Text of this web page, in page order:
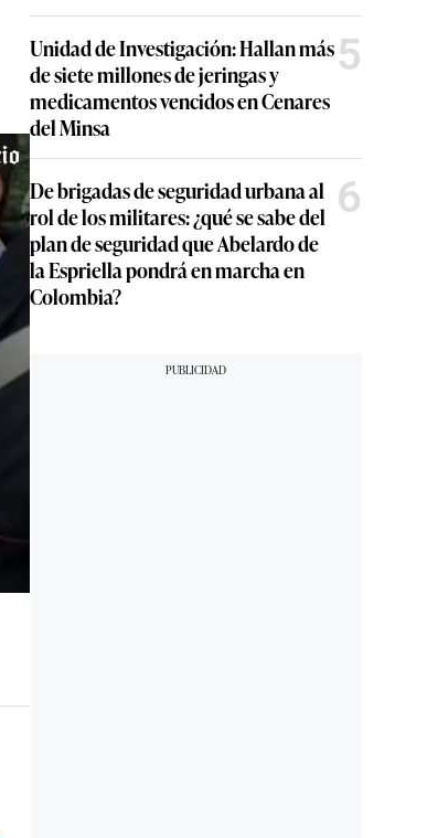
Unidad de Investigación: Hallan más
de siete millones de jeringas y
medicamentos vencidos en Cenares
del Minsa
5
De brigadas de seguridad urbana al
rol de los militares: ¿qué se sabe del
plan de seguridad que Abelardo de
la Espriella pondrá en marcha en
Colombia?
6